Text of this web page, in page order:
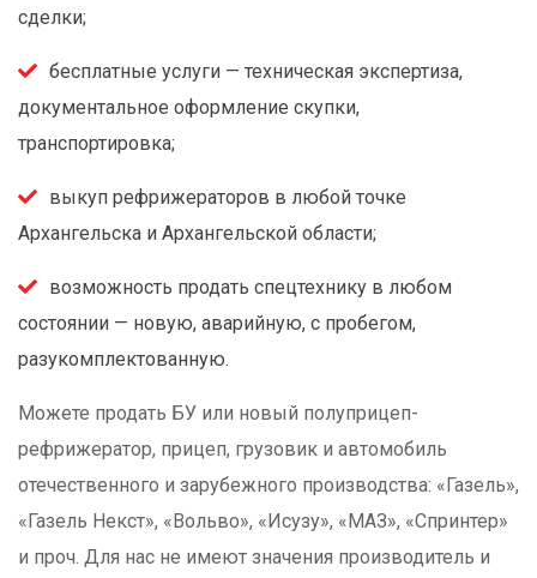
сделки;
бесплатные услуги — техническая экспертиза,
документальное оформление скупки,
транспортировка;
выкуп рефрижераторов в любой точке
Архангельска и Архангельской области;
возможность продать спецтехнику в любом
состоянии — новую, аварийную, с пробегом,
разукомплектованную.
Можете продать БУ или новый полуприцеп-
рефрижератор, прицеп, грузовик и автомобиль
отечественного и зарубежного производства: «Газель»,
«Газель Некст», «Вольво», «Исузу», «МАЗ», «Спринтер»
и проч. Для нас не имеют значения производитель и